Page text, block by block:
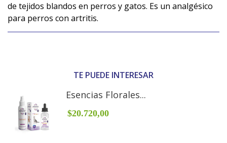
de tejidos blandos en perros y gatos. Es un analgésico
para perros con artritis.
TE PUEDE INTERESAR
Esencias Florales...
$20.720,00